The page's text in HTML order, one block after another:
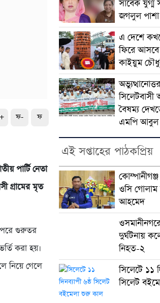
ফ- ফ
পার্টি নেতা
গ্রামের মৃত
পরে গুরুতর
করা হয়।
নিয়ে গেলে
সাবেক যুগ্ম
জগলুল পাশা
এ দেশে
ফিরে
কাইয়ুম
বৈষম্য
এমপি আবুল
এই সপ্তাহের পাঠকপ্রিয়
ওসি গোলাম
আহমেদ
দুর্ঘটনায়
নিহত-২
সিলেটে ১১
সিলেট